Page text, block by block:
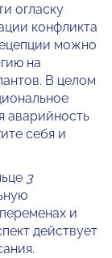
огласку
конфликта
можно
на
В целом
аварийность
себя и
3
и
действует